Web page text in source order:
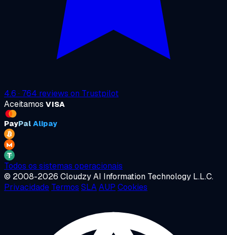
4.6 · 764 reviews on Trustpilot
Aceitamos VISA
PayPal Alipay
Todos os sistemas operacionais
© 2008-2026 Cloudzy AI Information Technology L.L.C.
Privacidade Termos SLAAUP Cookies